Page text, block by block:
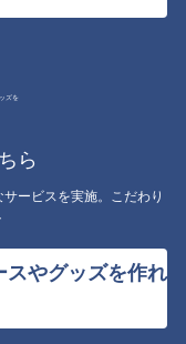
ズを
ら
ービスを実施。こだわり
スやグッズを作れ